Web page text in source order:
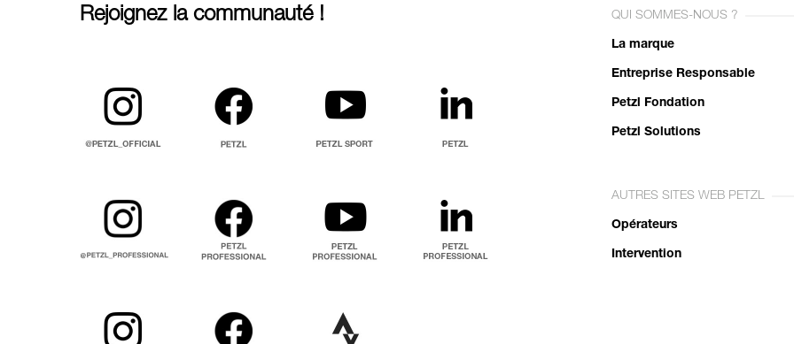
Rejoignez la communauté ! QUI SOMMES-NOUS ?
La marque
Entreprise Responsable
Petzl Fondation
Petzl Solutions
AUTRES SITES WEB PETZL
Opérateurs
Intervention